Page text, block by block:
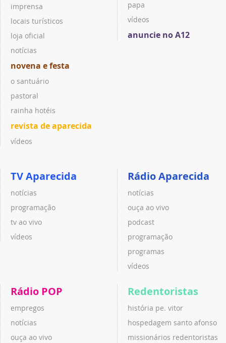
imprensa
locais turísticos
loja oficial
notícias
novena e festa
o santuário
pastoral
rainha hotéis
revista de aparecida
vídeos
papa
vídeos
anuncie no A12
TV Aparecida
notícias
programação
tv ao vivo
vídeos
Rádio Aparecida
notícias
ouça ao vivo
podcast
programação
programas
vídeos
Rádio POP
empregos
notícias
ouça ao vivo
Redentoristas
história pe. vitor
hospedagem santo afonso
missionários redentoristas